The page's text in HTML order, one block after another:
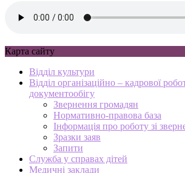
Карта сайту
Відділ культури
Відділ організаційно – кадрової
документообігу
Звернення громадян
Нормативно-правова база
Інформація про роботу зі
Зразки заяв
Запити
Служба у справах дітей
Медичні заклади